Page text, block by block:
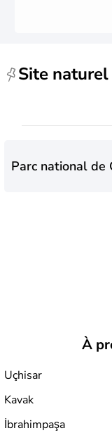
Site naturel
Parc national de
À
Uçhisar
Kavak
İbrahimpaşa